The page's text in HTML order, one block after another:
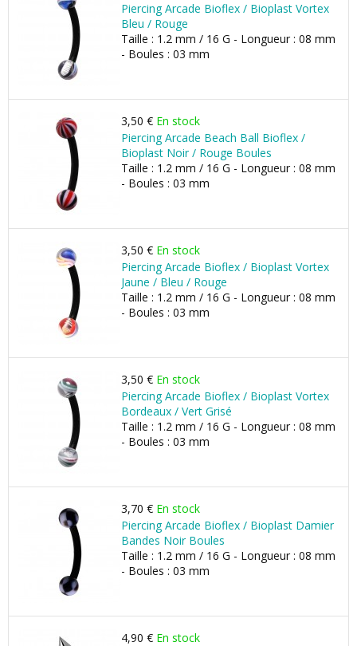
Piercing Arcade Bioflex / Bioplast Vortex
Bleu / Rouge
Taille : 1.2 mm / 16 G - Longueur : 08 mm
- Boules : 03 mm
3,50 € En stock
Piercing Arcade Beach Ball Bioflex /
Bioplast Noir / Rouge Boules
Taille : 1.2 mm / 16 G - Longueur : 08 mm
- Boules : 03 mm
3,50 € En stock
Piercing Arcade Bioflex / Bioplast Vortex
Jaune / Bleu / Rouge
Taille : 1.2 mm / 16 G - Longueur : 08 mm
- Boules : 03 mm
3,50 € En stock
Piercing Arcade Bioflex / Bioplast Vortex
Bordeaux / Vert Grisé
Taille : 1.2 mm / 16 G - Longueur : 08 mm
- Boules : 03 mm
3,70 € En stock
Piercing Arcade Bioflex / Bioplast Damier
Bandes Noir Boules
Taille : 1.2 mm / 16 G - Longueur : 08 mm
- Boules : 03 mm
4,90 € En stock